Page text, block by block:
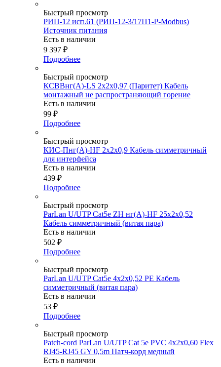
Быстрый просмотр
РИП-12 исп.61 (РИП-12-3/17П1-Р-Modbus)
Источник питания
Есть в наличии
9 397 ₽
Подробнее
Быстрый просмотр
КСВВнг(А)-LS 2х2х0,97 (Паритет) Кабель
монтажный не распространяющий горение
Есть в наличии
99 ₽
Подробнее
Быстрый просмотр
КИС-Пнг(А)-HF 2х2х0,9 Кабель симметричный
для интерфейса
Есть в наличии
439 ₽
Подробнее
Быстрый просмотр
ParLan U/UTP Cat5e ZH нг(А)-HF 25х2х0,52
Кабель симметричный (витая пара)
Есть в наличии
502 ₽
Подробнее
Быстрый просмотр
ParLan U/UTP Cat5e 4х2х0,52 PE Кабель
симметричный (витая пара)
Есть в наличии
53 ₽
Подробнее
Быстрый просмотр
Patch-cord ParLan U/UTP Cat 5e PVC 4х2х0,60 Flex
RJ45-RJ45 GY 0,5m Патч-корд медный
Есть в наличии